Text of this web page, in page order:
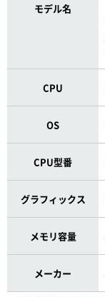
モデル名
CPU
OS
CPU型番
グラフィックス
メモリ容量
メーカー